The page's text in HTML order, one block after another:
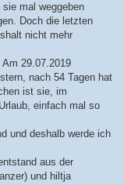
mal weggeben
Doch die letzten
nicht mehr
29.07.2019
nach 54 Tagen hat
ist sie, im
einfach mal so
und deshalb werde ich
aus der
und hiltja